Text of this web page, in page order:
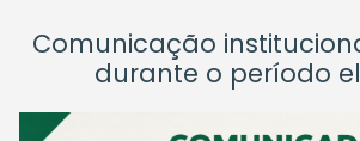
Comunicação
durante o período